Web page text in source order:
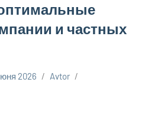
и частных
2026
Avtor